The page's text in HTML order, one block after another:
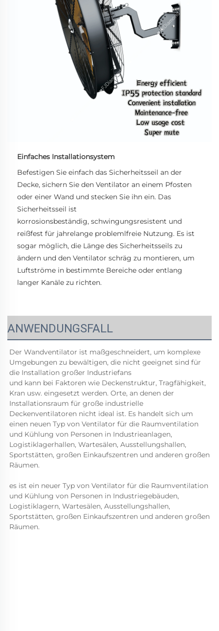
Einfaches Installationsystem
Befestigen Sie einfach das Sicherheitsseil an der
Decke, sichern Sie den Ventilator an einem Pfosten
oder einer Wand und stecken Sie ihn ein. Das
Sicherheitsseil ist
korrosionsbeständig, schwingungsresistent und
reißfest für jahrelange problemlfreie Nutzung. Es ist
sogar möglich, die Länge des Sicherheitsseils zu
ändern und den Ventilator schräg zu montieren, um
Luftströme in bestimmte Bereiche oder entlang
langer Kanäle zu richten.
ANWENDUNGSFALL
Der Wandventilator ist maßgeschneidert, um komplexe
Umgebungen zu bewältigen, die nicht geeignet sind für
die Installation großer Industriefans
und kann bei Faktoren wie Deckenstruktur, Tragfähigkeit,
Kran usw. eingesetzt werden. Orte, an denen der
Installationsraum für große industrielle
Deckenventilatoren nicht ideal ist. Es handelt sich um
einen neuen Typ von Ventilator für die Raumventilation
und Kühlung von Personen in Industrieanlagen,
Logistiklagerhallen, Wartesälen, Ausstellungshallen,
Sportstätten, großen Einkaufszentren und anderen großen
Räumen.
es ist ein neuer Typ von Ventilator für die Raumventilation
und Kühlung von Personen in Industriegebäuden,
Logistiklagern, Wartesälen, Ausstellungshallen,
Sportstätten, großen Einkaufszentren und anderen großen
Räumen.